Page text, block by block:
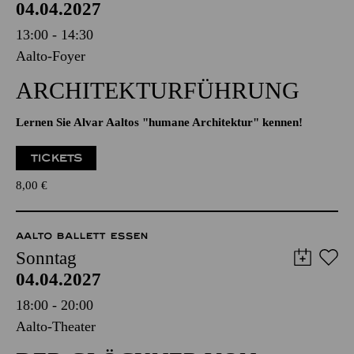
Aalto-Foyer
ARCHITEKTUR­FÜHRUNG
Lernen Sie Alvar Aaltos "humane Architektur" kennen!
AALTO BALLETT ESSEN
Sonntag
04.04.2027
18:00 - 20:00
Aalto-Theater
DER GLÖCKNER­ VON
NOTRE-DAME